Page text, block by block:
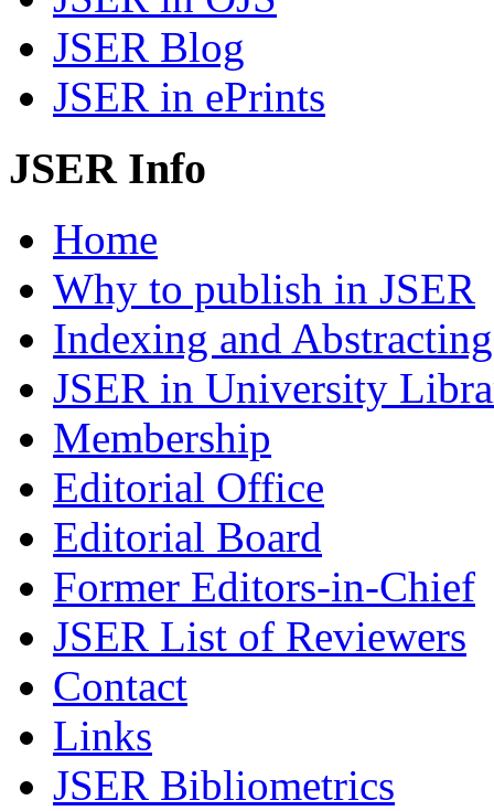
JSER Blog
JSER in ePrints
JSER Info
Home
Why to publish in JSER
Indexing and Abstracting
JSER in University
Membership
Editorial Office
Editorial Board
Former Editors-in-Chief
JSER List of Reviewers
Contact
Links
JSER Bibliometrics